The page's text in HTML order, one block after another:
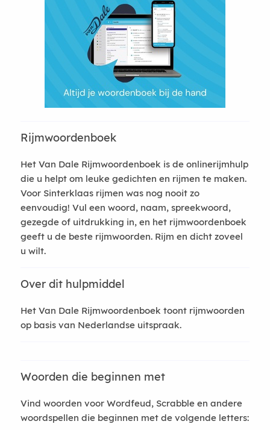
Rijmwoordenboek
Het Van Dale Rijmwoordenboek is de onlinerijmhulp
die u helpt om leuke gedichten en rijmen te maken.
Voor Sinterklaas rijmen was nog nooit zo
eenvoudig! Vul een woord, naam, spreekwoord,
gezegde of uitdrukking in, en het rijmwoordenboek
geeft u de beste rijmwoorden. Rijm en dicht zoveel
u wilt.
Over dit hulpmiddel
Het Van Dale Rijmwoordenboek toont rijmwoorden
op basis van Nederlandse uitspraak.
Woorden die beginnen met
Vind woorden voor Wordfeud, Scrabble en andere
woordspellen die beginnen met de volgende letters: